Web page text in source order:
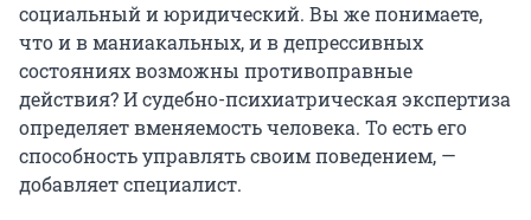
социальный и юридический. Вы же понимаете,
что и в маниакальных, и в депрессивных
состояниях возможны противоправные
действия? И судебно-психиатрическая экспертиза
определяет вменяемость человека. То есть его
способность управлять своим поведением, —
добавляет специалист.